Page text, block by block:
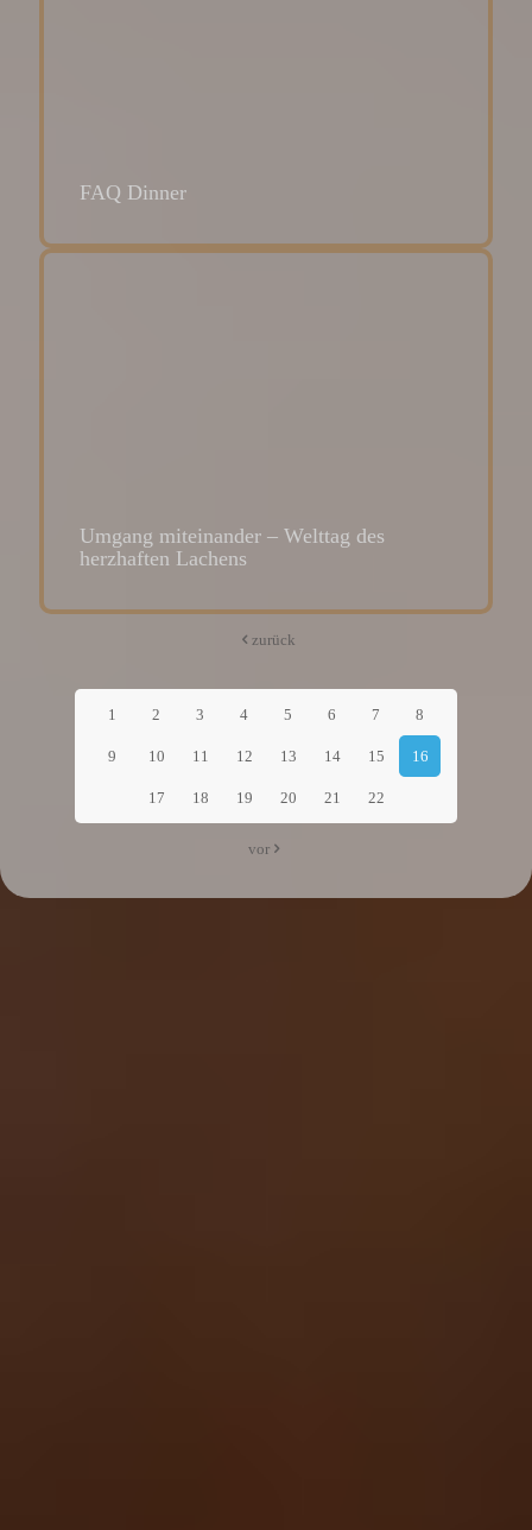
FAQ Dinner
Umgang miteinander – Welttag des
herzhaften Lachens
zurück
1 2 3 4 5 6 7 8
9 10 11 12 13 14 15 16
17 18 19 20 21 22
vor